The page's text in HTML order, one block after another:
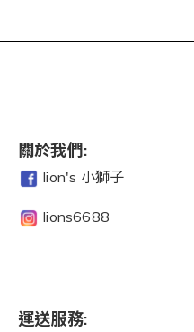
關於我們:
lion's 小獅子
lions6688
運送服務: